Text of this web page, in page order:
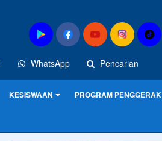
WhatsApp Pencarian
KESISWAAN PROGRAM PENGGERAK